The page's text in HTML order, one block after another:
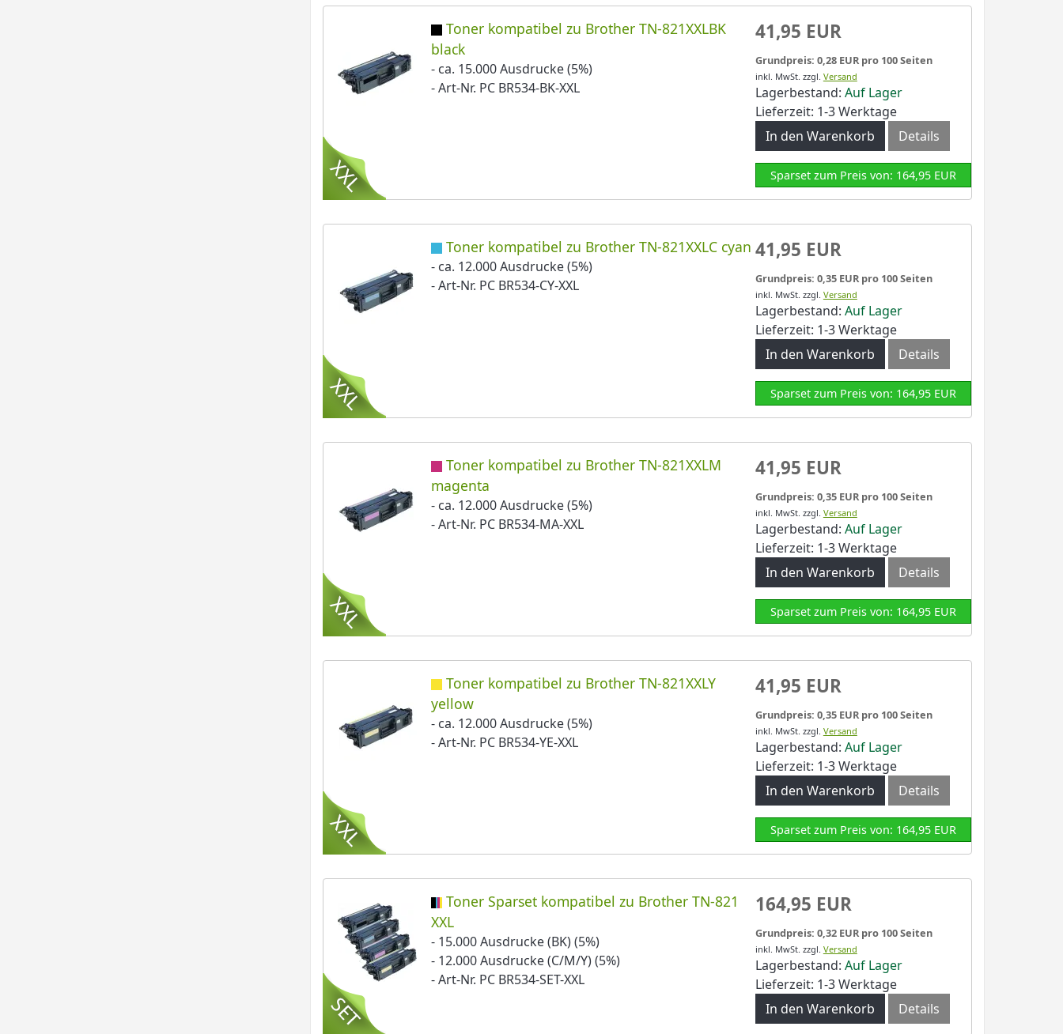
Toner kompatibel zu Brother TN-821XXLBK
black
- ca. 15.000 Ausdrucke (5%)
- Art-Nr. PC BR534-BK-XXL
41,95 EUR
Grundpreis: 0,28 EUR pro 100 Seiten
inkl. MwSt. zzgl. Versand
Lagerbestand: Auf Lager
Lieferzeit: 1-3 Werktage
In den Warenkorb
Details
Sparset zum Preis von: 164,95 EUR
Toner kompatibel zu Brother TN-821XXLC cyan
- ca. 12.000 Ausdrucke (5%)
- Art-Nr. PC BR534-CY-XXL
41,95 EUR
Grundpreis: 0,35 EUR pro 100 Seiten
inkl. MwSt. zzgl. Versand
Lagerbestand: Auf Lager
Lieferzeit: 1-3 Werktage
In den Warenkorb
Details
Sparset zum Preis von: 164,95 EUR
Toner kompatibel zu Brother TN-821XXLM
magenta
- ca. 12.000 Ausdrucke (5%)
- Art-Nr. PC BR534-MA-XXL
41,95 EUR
Grundpreis: 0,35 EUR pro 100 Seiten
inkl. MwSt. zzgl. Versand
Lagerbestand: Auf Lager
Lieferzeit: 1-3 Werktage
In den Warenkorb
Details
Sparset zum Preis von: 164,95 EUR
Toner kompatibel zu Brother TN-821XXLY
yellow
- ca. 12.000 Ausdrucke (5%)
- Art-Nr. PC BR534-YE-XXL
41,95 EUR
Grundpreis: 0,35 EUR pro 100 Seiten
inkl. MwSt. zzgl. Versand
Lagerbestand: Auf Lager
Lieferzeit: 1-3 Werktage
In den Warenkorb
Details
Sparset zum Preis von: 164,95 EUR
Toner Sparset kompatibel zu Brother TN-821
XXL
- 15.000 Ausdrucke (BK) (5%)
- 12.000 Ausdrucke (C/M/Y) (5%)
- Art-Nr. PC BR534-SET-XXL
164,95 EUR
Grundpreis: 0,32 EUR pro 100 Seiten
inkl. MwSt. zzgl. Versand
Lagerbestand: Auf Lager
Lieferzeit: 1-3 Werktage
In den Warenkorb
Details